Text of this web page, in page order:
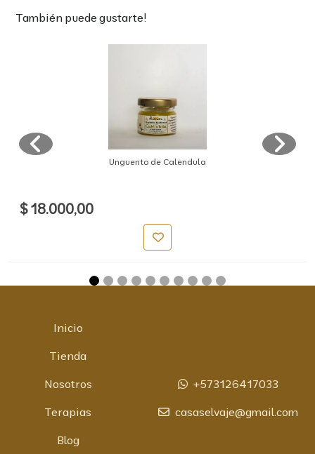
También puede gustarte!
Unguento de Calendula
$ 18.000,00
Inicio
Tienda
Nosotros
Terapias
Blog
+573126417033
casaselvaje@gmail.com